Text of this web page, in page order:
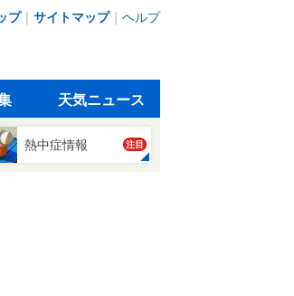
プ｜ サイトマップ｜ ヘルプ
天気ニュース
熱中症情報 注目